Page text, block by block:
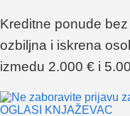
Kreditne ponude
ozbiljna i iskrena
izmedu 2.000 € i